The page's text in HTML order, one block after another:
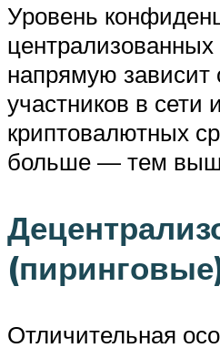
Уровень
централизованных
напрямую зависит
участников в сети
криптовалютных
больше — тем
Отличительная